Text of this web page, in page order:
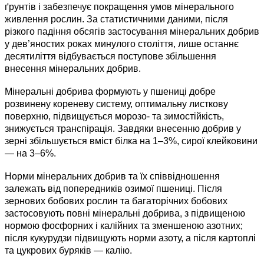
ґрунтів і забезпечує покращення умов мінерального
живлення рослин. За статистичними даними, після
різкого падіння обсягів застосування мінеральних добрив
у дев’яностих роках минулого століття, лише останнє
десятиліття відбувається поступове збільшення
внесення мінеральних добрив.
Мінеральні добрива формують у пшениці добре
розвинену кореневу систему, оптимальну листкову
поверхню, підвищується морозо- та зимостійкість,
знижується транспірація. Завдяки внесенню добрив у
зерні збільшується вміст білка на 1–3%, сирої клейковини
— на 3–6%.
Норми мінеральних добрив та їх співвідношення
залежать від попередників озимої пшениці. Після
зернових бобових рослин та багаторічних бобових
застосовують повні мінеральні добрива, з підвищеною
нормою фосфорних і калійних та зменшеною азотних;
після кукурудзи підвищують норми азоту, а після картоплі
та цукрових буряків — калію.